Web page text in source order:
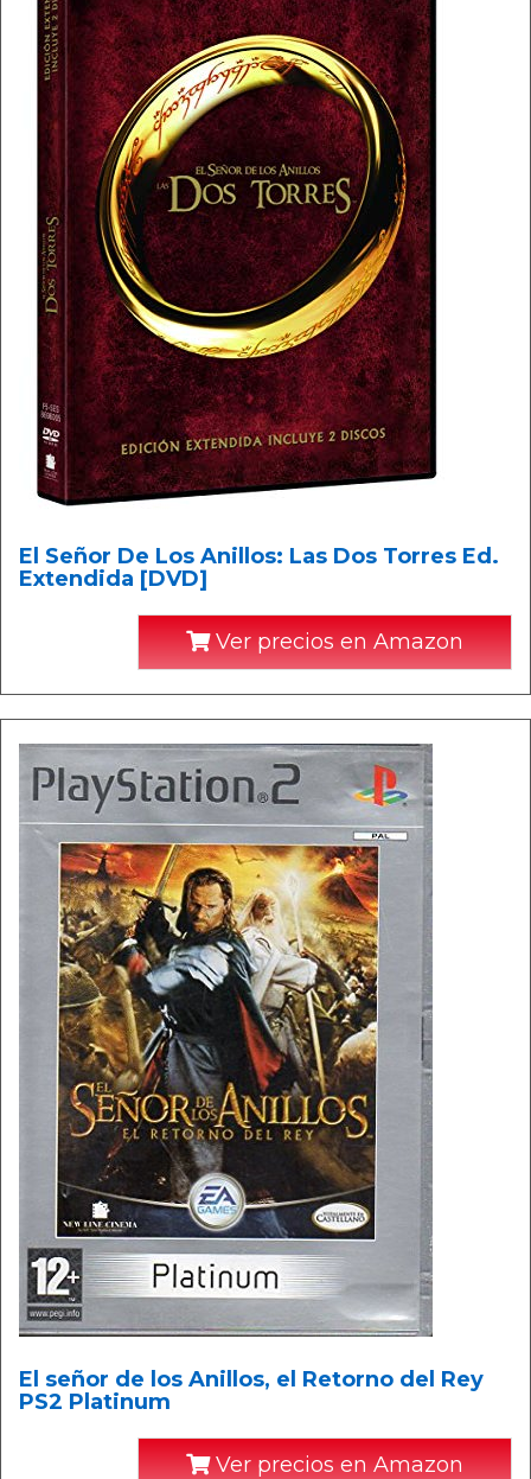
El Señor De Los Anillos: Las Dos Torres Ed.
Extendida [DVD]
Ver precios en Amazon
El señor de los Anillos, el Retorno del Rey
PS2 Platinum
Ver precios en Amazon